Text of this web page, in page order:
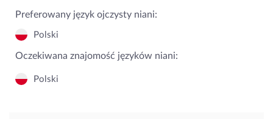
Preferowany język ojczysty niani:
Polski
Oczekiwana znajomość języków niani:
Polski